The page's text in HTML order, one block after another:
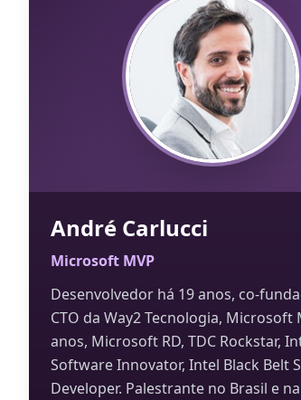
André Carlucci
Microsoft MVP
Desenvolvedor há 19 anos, co-
CTO da Way2 Tecnologia, Microsoft
anos, Microsoft RD, TDC Rockstar,
Software Innovator, Intel Black Belt
Developer. Palestrante no Brasil e